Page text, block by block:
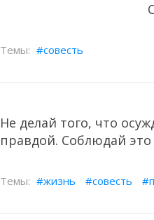
совесть
Не делай того, что
правдой. Соблюдай
жизнь совесть